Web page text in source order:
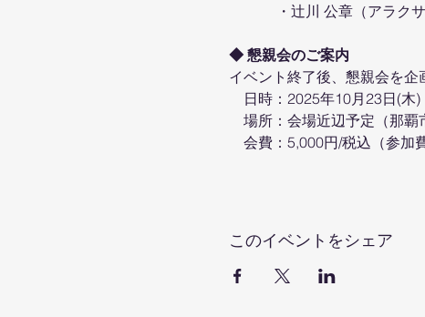
・辻川 公章（アラク
◆ 懇親会のご案内
イベント終了後、懇親会を企
日時：2025年10月23日(木)
場所：会場近辺予定（那覇
会費：5,000円/税込（参加
このイベントをシェア